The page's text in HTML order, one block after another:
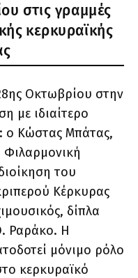
στις γραμμές
κερκυραϊκής
Οκτωβρίου στην
με ιδιαίτερο
ο Κώστας Μπάτας,
του
Κέρκυρας
δίπλα
Ραράκο. Η
μόνιμο ρόλο
κερκυραϊκό